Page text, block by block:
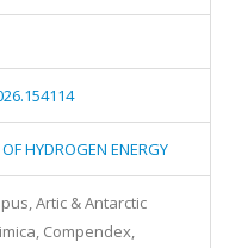
HYDROGEN ENERGY
Artic & Antarctic
Compendex,